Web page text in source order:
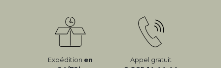
Expédition en
Appel gratuit